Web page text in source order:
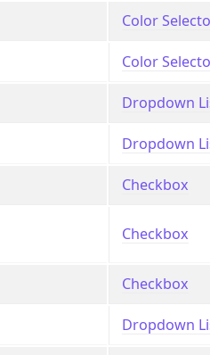
Color
Color
Dropdown
Dropdown
Checkbox
Checkbox
Checkbox
Dropdown